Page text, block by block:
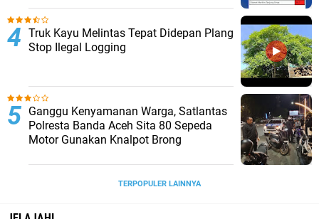
Truk Kayu Melintas Tepat Didepan Plang
Stop Ilegal Logging
Ganggu Kenyamanan Warga, Satlantas
Polresta Banda Aceh Sita 80 Sepeda
Motor Gunakan Knalpot Brong
TERPOPULER LAINNYA